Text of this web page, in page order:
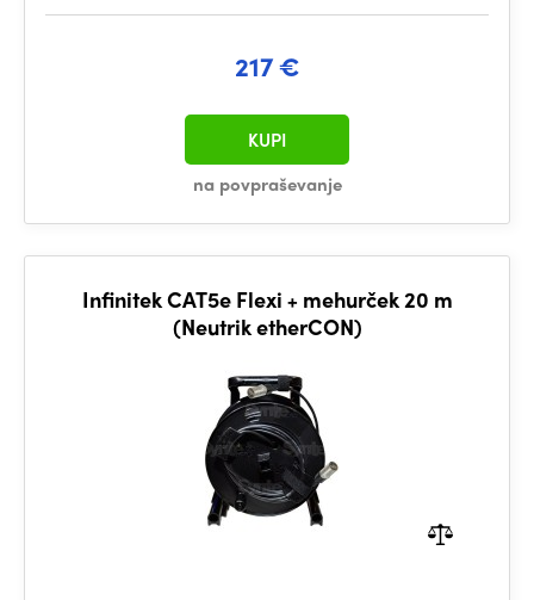
217 €
na povpraševanje
KUPI
Infinitek CAT5e Flexi + mehurček 20 m
(Neutrik etherCON)